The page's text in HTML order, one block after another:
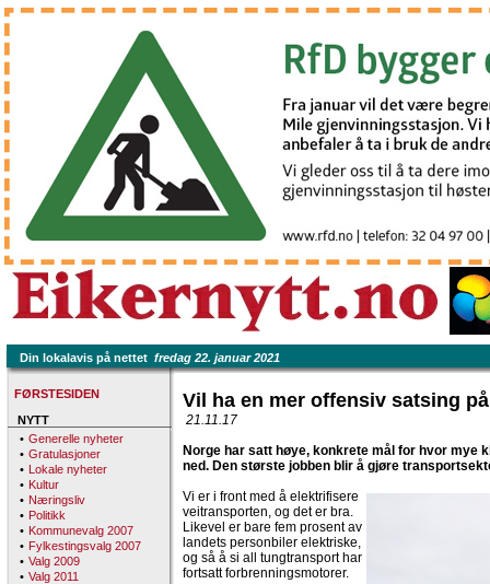
Din lokalavis på nettet fredag 22. januar 2021
FØRSTESIDEN
NYTT
• Generelle nyheter
• Gratulasjoner
• Lokale nyheter
• Kultur
• Næringsliv
• Politikk
• Kommunevalg 2007
• Fylkestingsvalg 2007
• Valg 2009
• Valg 2011
Vil ha en mer offensiv satsing
21.11.17
Norge har satt høye, konkrete mål for hvor mye
ned. Den største jobben blir å gjøre
Vi er i front med å elektrifisere
veitransporten, og det er bra.
Likevel er bare fem prosent av
landets personbiler elektriske,
og så å si all tungtransport har
fortsatt forbrenningsmotorer.